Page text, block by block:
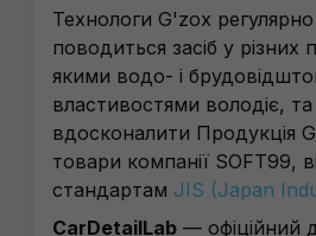
Технологи G'zox
поводиться засіб у
якими водо- і
властивостями володіє,
вдосконалити Продукція
товари компанії SOFT99,
стандартам JIS (Japan
CarDetailLab — офіційний